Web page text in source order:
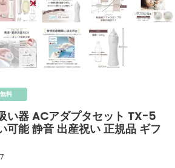
料
い器 ACアダプタセット TX-5
可能 静音 出産祝い 正規品 ギフ